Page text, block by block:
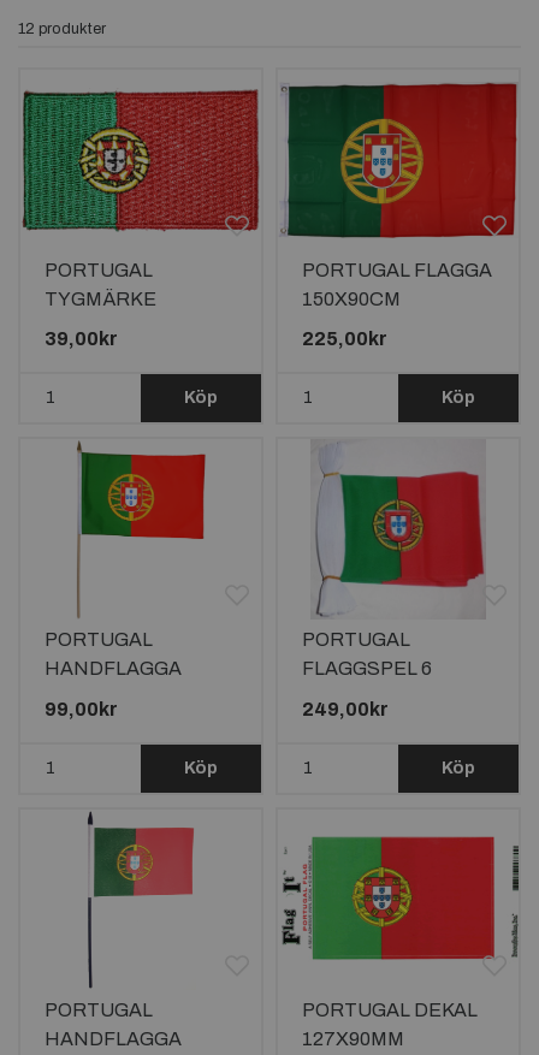
12 produkter
PORTUGAL
TYGMÄRKE
65X38mm
39,00kr
Köp
PORTUGAL FLAGGA
150X90CM
225,00kr
Köp
PORTUGAL
HANDFLAGGA
45X30CM
99,00kr
Köp
PORTUGAL
FLAGGSPEL 6
METER LÅNGT MED
20 FLAGGOR
249,00kr
Köp
PORTUGAL
HANDFLAGGA
PORTUGAL DEKAL
127X90MM